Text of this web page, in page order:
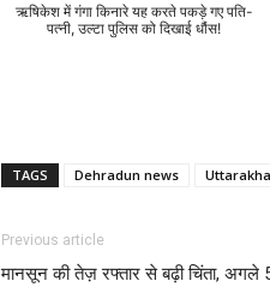
ऋषिकेश में गंगा किनारे यह करते पकड़े गए पति-
पत्नी, उल्टा पुलिस को दिखाई धौंस!
TAGS Dehradun news
Previous article
मानसून की तेज़ रफ्तार से बढ़ी चिंता, अगले